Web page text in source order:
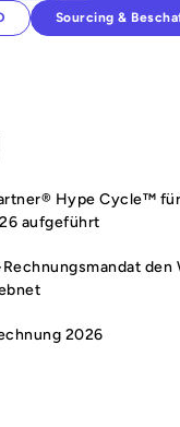
Sourcing &
Hype Cycle™
aufgeführt
den
2026